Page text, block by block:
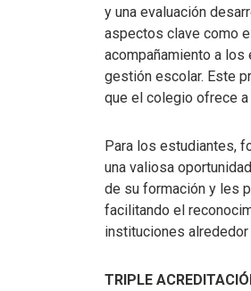
y una evaluación
aspectos clave como
acompañamiento a
gestión escolar. Este
que el colegio ofrece a
Para los estudiantes,
una valiosa
de su formación y les
facilitando el
instituciones alrededor
TRIPLE